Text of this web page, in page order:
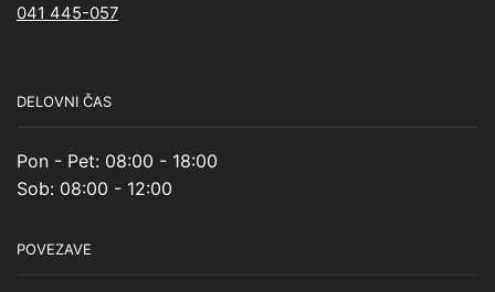
041 445-057
DELOVNI ČAS
Pon - Pet: 08:00 - 18:00
Sob: 08:00 - 12:00
POVEZAVE